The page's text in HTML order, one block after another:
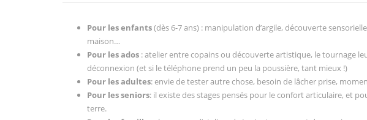
Pour les enfants(dès 6-7 ans) : manipulation d’argile, découverte
maison…
Pour les ados : atelier entre copains ou découverte artistique, le tournage
déconnexion (et si le téléphone prend un peu la poussière, tant mieux !)
Pour les adultes: envie de tester autre chose, besoin de lâcher prise,
Pour les seniors: il existe des stages pensés pour le confort articulaire, et
terre.